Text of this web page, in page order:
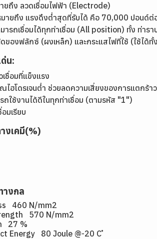
ยถึง ลวดเชื่อมไฟฟ้า (Electrode)
ายถึง แรงดึงต่ำสุดที่รับได้ คือ 70,000 ปอนด์
ารถเชื่อมได้ทุกท่าเชื่อม (All position) ทั้ง ท่ารา
ของฟลักซ์ (ผงเหล็ก) และกระแสไฟที่ใช้ (ใช้ไ
น:
เชื่อมที่แข็งแรง
ไฮโดรเจนต่ำ ช่วยลดความเสี่ยงของการแตกร้าว
ถใช้งานได้ดีในทุกท่าเชื่อม (ตามรหัส "1")
อมเรียบ
งเคมี(%)
งกล
460 N/mm2
570 N/mm2
27 %
Energy 80 Joule @-20 C